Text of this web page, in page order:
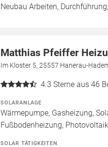
Neubau Arbeiten,
Matthias Pfeiffer
Im Kloster 5, 25557 Hanerau-
4.3 Sterne aus 46
SOLARANLAGE
Wärmepumpe, Gasheizung,
Fußbodenheizung,
SOLAR TÄTIGKEITEN